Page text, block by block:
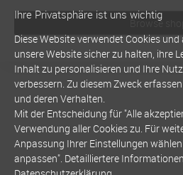
Browse shop
Ihre Privatsphäre ist uns wichtig
Diese Website verwendet Cookies
unsere Website sicher zu halten, ihre
Inhalt zu personalisieren und Ihre
verbessern. Zu diesem Zweck
und deren Verhalten.
Mit der Entscheidung für "Alle
Verwendung aller Cookies zu. Für
Anpassung Ihrer Einstellungen
anpassen". Detailliertere